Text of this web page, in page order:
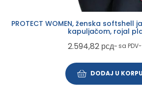
PROTECT WOMEN, ženska softshell
kapuljačom, rojal
2.594,82 рсд~ sa
DODAJ U KORPU